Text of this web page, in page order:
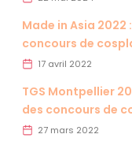
Made in Asia 2022
concours de
17 avril 2022
TGS Montpellier
des concours de
27 mars 2022